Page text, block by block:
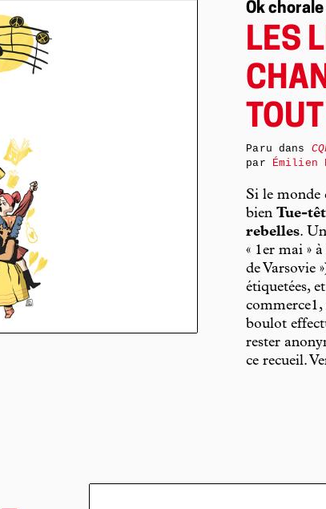
Ok chorale
LES
Paru dans
par Émilien
Si le monde
bien Tue-
rebelles.
« 1er mai »
de Varsovie
étiquetées,
commerce1,
boulot
rester
ce recueil.